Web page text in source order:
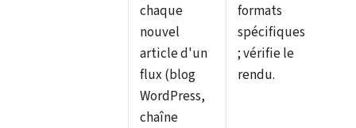
chaque
nouvel
article d'un
flux (blog
WordPress,
chaîne
formats
spécifiques
; vérifie le
rendu.